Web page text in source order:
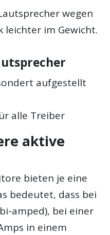
wegen
leichter im Gewicht.
aufgestellt
alle Treiber
aktive
bieten je eine
bedeutet, dass bei
amped), bei einer
in einem